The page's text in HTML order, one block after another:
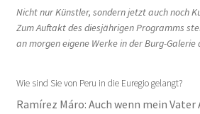
Nicht nur Künstler, sondern jetzt auch noch
Zum Auftakt des diesjährigen Programms
an morgen eigene Werke in der Burg-Galerie
Wie sind Sie von Peru in die Euregio gelangt?
Ramírez Máro: Auch wenn mein